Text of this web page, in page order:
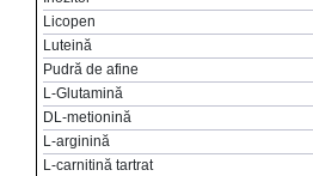
Licopen
Luteină
Pudră de afine
L-Glutamină
DL-metionină
L-arginină
L-carnitină tartrat